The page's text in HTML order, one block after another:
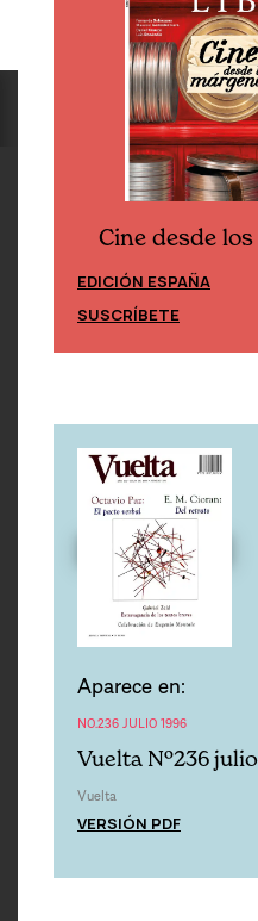
Cine desde
EDICIÓN ESPAÑA
SUSCRÍBETE
Aparece en:
NO.236 JULIO 1996
Vuelta Nº236
Vuelta
VERSIÓN PDF